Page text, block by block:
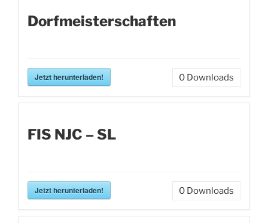
Dorfmeisterschaften
Jetzt herunterladen! 0 Downloads
FIS NJC – SL
Jetzt herunterladen! 0 Downloads